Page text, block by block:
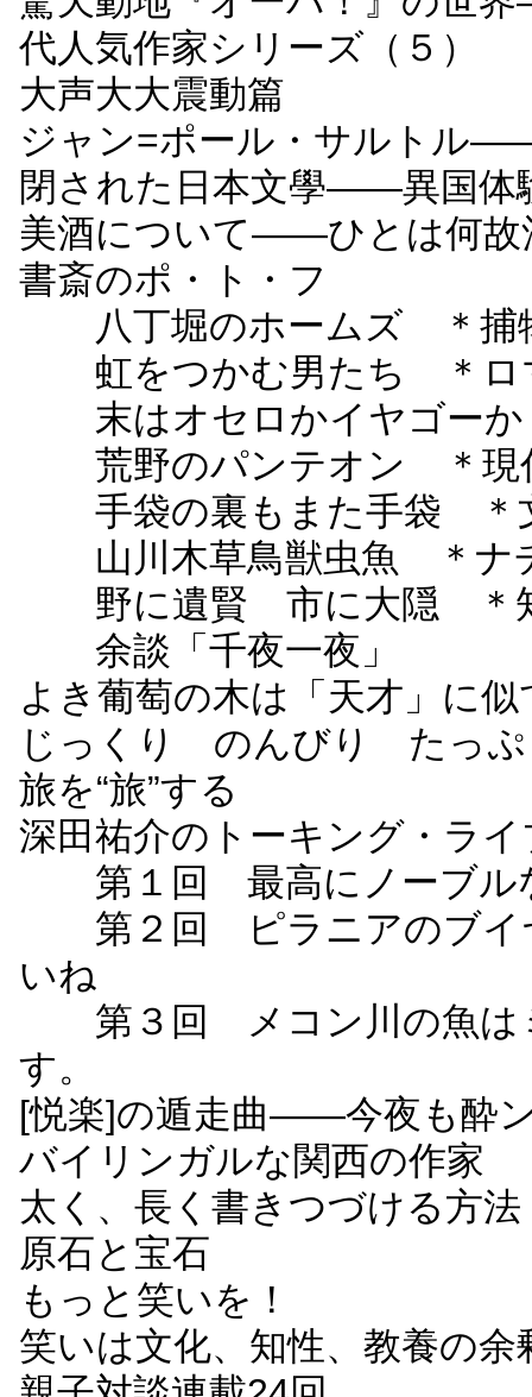
代人気作家シリーズ（５）
大声大大震動篇
ジャン=ポール・サルトル
閉された日本文學――異国体
美酒について――ひとは何故
書斎のポ・ト・フ
八丁堀のホームズ ＊捕
虹をつかむ男たち ＊ロ
末はオセロかイヤゴーか
荒野のパンテオン ＊現
手袋の裏もまた手袋 ＊
山川木草鳥獣虫魚 ＊ナ
野に遺賢 市に大隠 ＊知
余談「千夜一夜」
よき葡萄の木は「天才」に
じっくり のんびり たっぷ
旅を“旅”する
深田祐介のトーキング・ラ
第１回 最高にノーブルな
第２回 ピラニアのブイ
いね
第３回 メコン川の魚は
す。
[悦楽]の遁走曲――今夜も酔
バイリンガルな関西の作家
太く、長く書きつづける方法
原石と宝石
もっと笑いを！
笑いは文化、知性、教養の